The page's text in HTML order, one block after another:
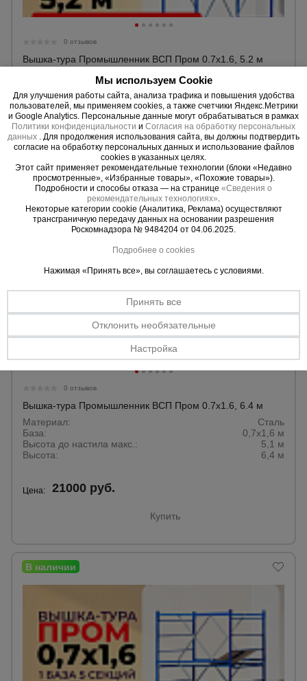
0 отзывов
Вышка-тура Промышленник ВСП Пром 0.7х1.6, 5.2 м
Высота до настила макс.:
3,9 м
Высота:
5,2 м
Цена: 18500 руб.
Купить
0 отзывов
Вышка-тура Промышленник ВСП Пром 0.7х1.6, 6.4 м
Материал:
Сталь
База:
0,7х1,6 м
Высота до настила макс.:
5,1 м
Высота:
6,4 м
Цена: 21000 руб.
Купить
Тепловые
пушки
Металл и
металлообработка
Мы используем Cookie
Для улучшения работы сайта, анализа трафика и повышения удобства
пользователей, мы применяем cookies, а также счетчики Яндекс.Метрики
и Google Analytics. Персональные данные могут обрабатываться в рамках
Политики конфиденциальности и Согласия на обработку персональных
данных . Для продолжения использования сайта, вы должны подтвердить
согласие на обработку персональных данных и использование файлов
cookies в указанных целях.
Этот сайт применяет рекомендательные технологии (блоки «Недавно
просмотренные», «Избранные товары», «Похожие товары»).
Подробности и способы отказа — на странице «Сведения о
рекомендательных технологиях».
Некоторые категории cookie (Аналитика, Реклама) осуществляют
трансграничную передачу данных на основании разрешения
Роскомнадзора № 9484204 от 04.06.2025.
Подробнее о cookies
Нажимая «Принять все», вы соглашаетесь с условиями.
Принять все
Отклонить необязательные
Настройка